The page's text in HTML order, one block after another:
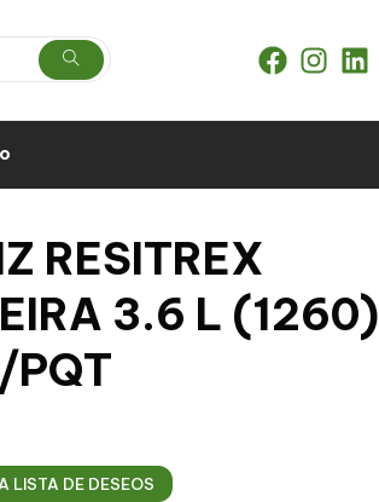
RESITREX
3.6 L (1260)
PQT
LISTA DE DESEOS